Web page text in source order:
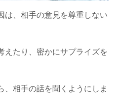
は、相手の意見を尊重しない
えたり、密かにサプライズを
相手の話を聞くようにしま